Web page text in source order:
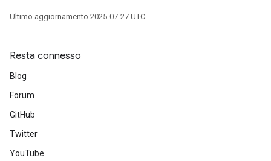
Ultimo aggiornamento 2025-07-27 UTC.
Resta connesso
Blog
Forum
GitHub
Twitter
YouTube